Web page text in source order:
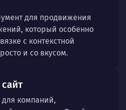
для продвижения
который особенно
с контекстной
и со вкусом.
компаний,